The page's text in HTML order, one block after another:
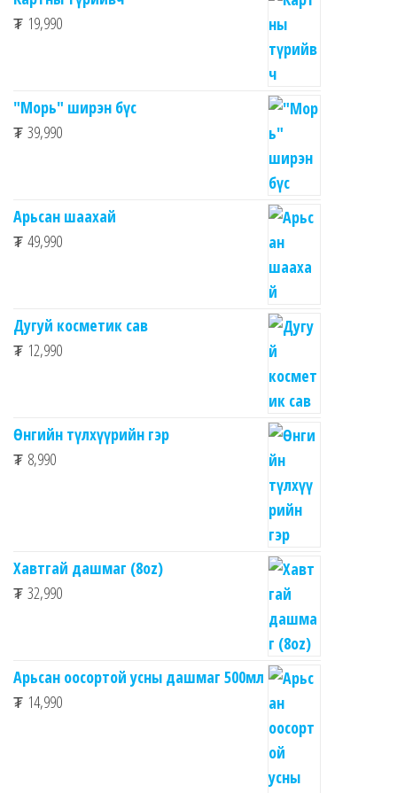
₮ 19,990
"Морь" ширэн бүс
₮ 39,990
Арьсан шаахай
₮ 49,990
Дугуй косметик сав
₮ 12,990
Өнгийн түлхүүрийн гэр
₮ 8,990
Хавтгай дашмаг (8oz)
₮ 32,990
Арьсан оосортой усны дашмаг 500мл
₮ 14,990